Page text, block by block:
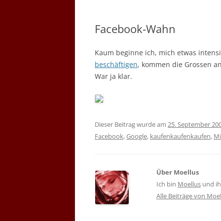
Facebook-Wahn
Kaum beginne ich, mich etwas
beschäftigen, kommen die Grossen
War ja klar.
Dieser Beitrag wurde am 25. September
Facebook,Google, kaufenkaufenkaufen,
Über Moellus
Ich bin Moellus und
Alle Beiträge von